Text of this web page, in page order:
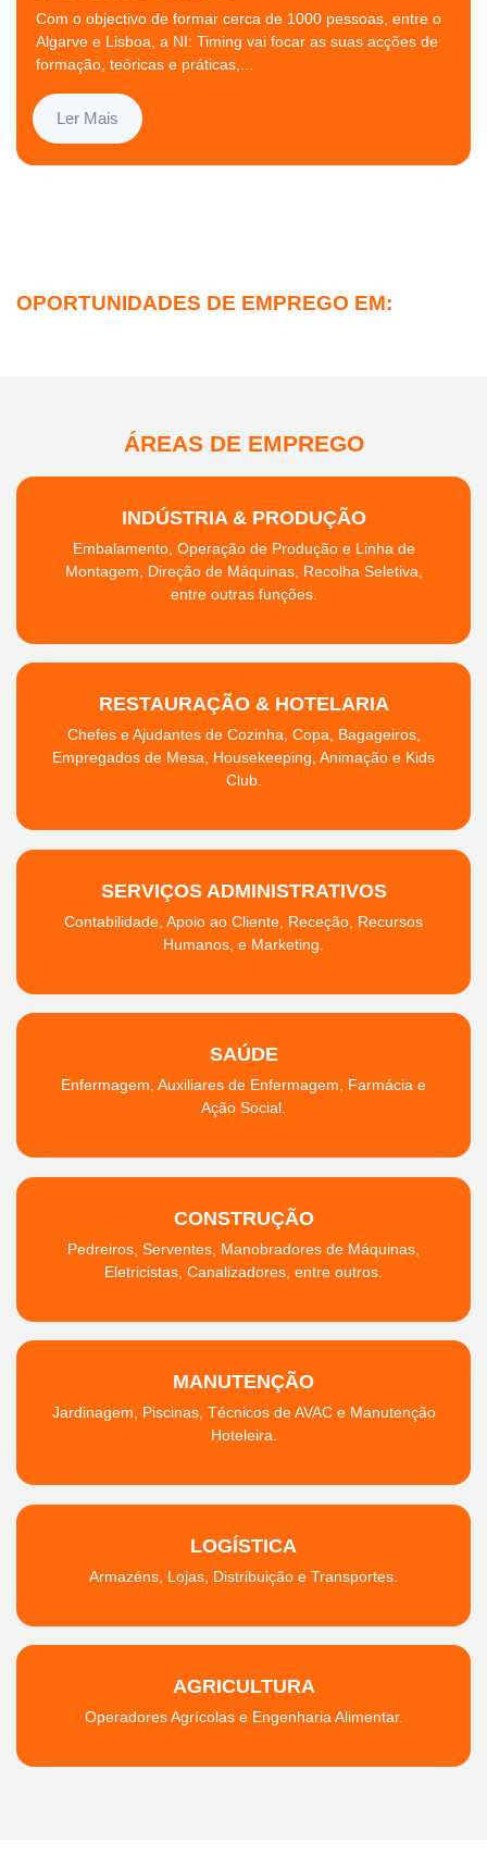
Com o objectivo de formar cerca de 1000 pessoas, entre o
Algarve e Lisboa, a NI: Timing vai focar as suas acções de
formação, teóricas e práticas,...
Ler Mais
OPORTUNIDADES DE EMPREGO EM:
ÁREAS DE EMPREGO
INDÚSTRIA & PRODUÇÃO
Embalamento, Operação de Produção e Linha de
Montagem, Direção de Máquinas, Recolha Seletiva,
entre outras funções.
RESTAURAÇÃO & HOTELARIA
Chefes e Ajudantes de Cozinha, Copa, Bagageiros,
Empregados de Mesa, Housekeeping, Animação e Kids
Club.
SERVIÇOS ADMINISTRATIVOS
Contabilidade, Apoio ao Cliente, Receção, Recursos
Humanos, e Marketing.
SAÚDE
Enfermagem, Auxiliares de Enfermagem, Farmácia e
Ação Social.
CONSTRUÇÃO
Pedreiros, Serventes, Manobradores de Máquinas,
Eletricistas, Canalizadores, entre outros.
MANUTENÇÃO
Jardinagem, Piscinas, Técnicos de AVAC e Manutenção
Hoteleira.
LOGÍSTICA
Armazéns, Lojas, Distribuição e Transportes.
AGRICULTURA
Operadores Agrícolas e Engenharia Alimentar.